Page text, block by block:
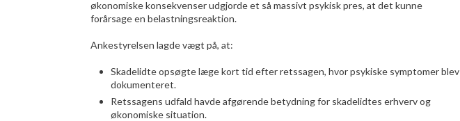
økonomiske konsekvenser udgjorde et så massivt psykisk pres, at det kunne
forårsage en belastningsreaktion.
Ankestyrelsen lagde vægt på, at:
Skadelidte opsøgte læge kort tid efter retssagen, hvor psykiske symptomer blev
dokumenteret.
Retssagens udfald havde afgørende betydning for skadelidtes erhverv og
økonomiske situation.